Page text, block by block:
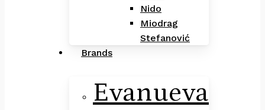
Nido
Miodrag
Stefanović
Brands
Evanueva